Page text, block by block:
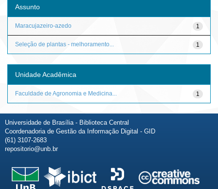
Assunto
1
Maracujazeiro-azedo
1
Seleção de plantas - melhoramento...
Unidade Acadêmica
1
Faculdade de Agronomia e Medicina...
Universidade de Brasília - Biblioteca Central
Coordenadoria de Gestão da Informação Digital - GID
(61) 3107-2683
repositorio@unb.br